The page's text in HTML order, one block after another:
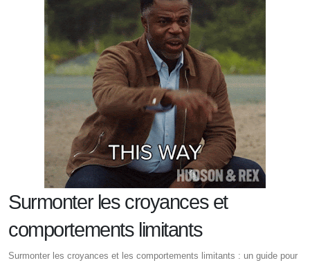
Surmonter les croyances et
comportements limitants
Surmonter les croyances et les comportements limitants : un guide pour